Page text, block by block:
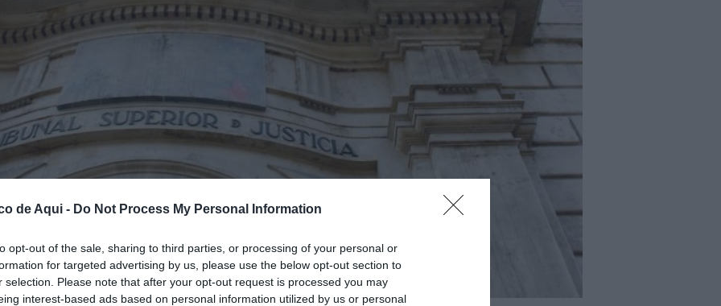
de Aqui - Do Not Process My Personal Information
opt-out of the sale, sharing to third parties, or processing of your personal or
for targeted advertising by us, please use the below opt-out section to
selection. Please note that after your opt-out request is processed you may
interest-based ads based on personal information utilized by us or personal